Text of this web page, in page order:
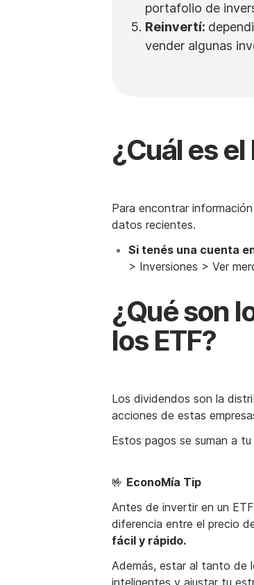
portafolio de
Reinvertí:
vender algunas
¿Cuál es
Para encontrar
datos recientes.
Si tenés una cuenta
> Inversiones > Ver
¿Qué son
los ETF?
Los dividendos son la
acciones de estas
Estos pagos se suman a
🤟 EconoMía Tip
Antes de invertir en un
diferencia entre el precio
fácil y rápido.
Además, estar al tanto de
inteligentes y ajustar tu